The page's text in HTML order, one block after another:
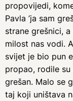
propovijedi,
Pavla ’ja sam
strane grešnici,
milost nas vodi.
svijet je bio pun
propao, rodile
grešan. Malo se
taj koji uništava